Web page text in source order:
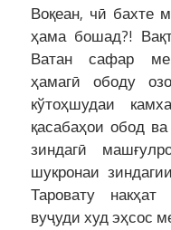
Воқеан, чӣ бахте
ҳама бошад?!
Ватан сафар
ҳамагӣ ободу
кўтоҳшудаи
қасабаҳои обод
зиндагӣ
шукронаи
Таровату
вуҷуди худ эҳсос